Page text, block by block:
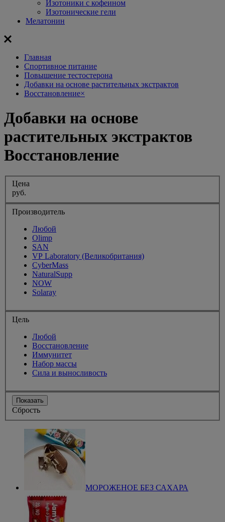
Изотоники с кофеином
Изотонические гели
Мелатонин
Главная
Спортивное питание
Повышение тестостерона
Добавки на основе растительных экстрактов
Восстановление×
Добавки на основе
растительных экстрактов
Восстановление
Цена
руб.
Производитель
Любой
Olimp
SAN
VP Laboratory (Великобритания)
CyberMass
NaturalSupp
NOW
Solaray
Цель
Любой
Восстановление
Иммунитет
Набор массы
Сила и выносливость
Показать
Сбрость
МОРОЖЕНОЕ БЕЗ САХАРА